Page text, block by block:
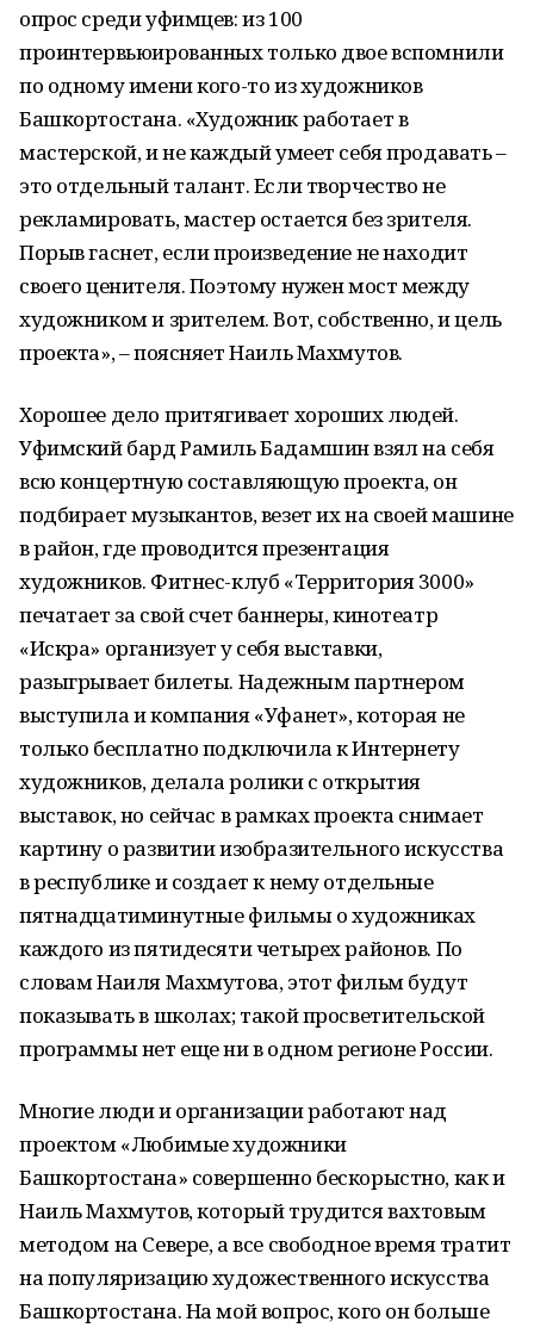
опрос среди уфимцев: из 100
проинтервьюированных только двое вспомнили
по одному имени кого-то из художников
Башкортостана. «Художник работает в
мастерской, и не каждый умеет себя продавать –
это отдельный талант. Если творчество не
рекламировать, мастер остается без зрителя.
Порыв гаснет, если произведение не находит
своего ценителя. Поэтому нужен мост между
художником и зрителем. Вот, собственно, и цель
проекта», – поясняет Наиль Махмутов.
Хорошее дело притягивает хороших людей.
Уфимский бард Рамиль Бадамшин взял на себя
всю концертную составляющую проекта, он
подбирает музыкантов, везет их на своей машине
в район, где проводится презентация
художников. Фитнес-клуб «Территория 3000»
печатает за свой счет баннеры, кинотеатр
«Искра» организует у себя выставки,
разыгрывает билеты. Надежным партнером
выступила и компания «Уфанет», которая не
только бесплатно подключила к Интернету
художников, делала ролики с открытия
выставок, но сейчас в рамках проекта снимает
картину о развитии изобразительного искусства
в республике и создает к нему отдельные
пятнадцатиминутные фильмы о художниках
каждого из пятидесяти четырех районов. По
словам Наиля Махмутова, этот фильм будут
показывать в школах; такой просветительской
программы нет еще ни в одном регионе России.
Многие люди и организации работают над
проектом «Любимые художники
Башкортостана» совершенно бескорыстно, как и
Наиль Махмутов, который трудится вахтовым
методом на Севере, а все свободное время тратит
на популяризацию художественного искусства
Башкортостана. На мой вопрос, кого он больше